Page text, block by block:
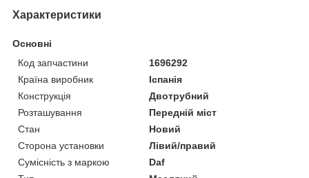
Характеристики
Основні
Код запчастини
1696292
Країна виробник
Іспанія
Конструкція
Двотрубний
Розташування
Передній міст
Стан
Новий
Сторона установки
Лівий/правий
Сумісність з маркою
Daf